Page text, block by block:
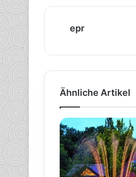
epr
Ähnliche Artikel